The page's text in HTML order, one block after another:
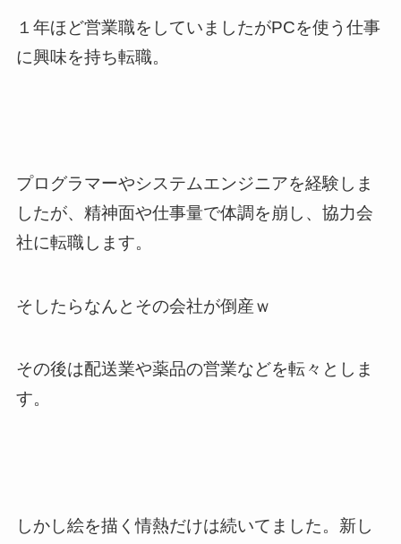
１年ほど営業職をしていましたがPCを使う仕事
に興味を持ち転職。
プログラマーやシステムエンジニアを経験しま
したが、精神面や仕事量で体調を崩し、協力会
社に転職します。
そしたらなんとその会社が倒産ｗ
その後は配送業や薬品の営業などを転々としま
す。
しかし絵を描く情熱だけは続いてました。新し